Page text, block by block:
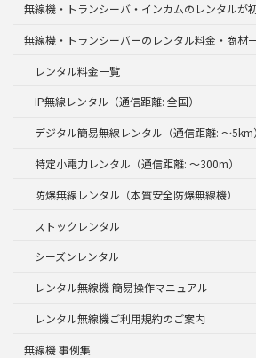
無線機・トランシーバ・インカムのレンタルが
無線機・トランシーバーのレンタル料金・商材
レンタル料金一覧
IP無線レンタル（通信距離: 全国）
デジタル簡易無線レンタル（通信距離: ～5km）
特定小電力レンタル（通信距離: ～300m）
防爆無線レンタル（本質安全防爆無線機）
ストックレンタル
シーズンレンタル
レンタル無線機 簡易操作マニュアル
レンタル無線機ご利用規約のご案内
無線機 事例集